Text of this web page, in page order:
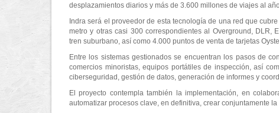
desplazamientos diarios y más de 3.600 millones de viajes al
Indra será el proveedor de esta tecnología de una red que
metro y otras casi 300 correspondientes al Overground, DLR,
tren suburbano, así como 4.000 puntos de venta de tarjetas
Entre los sistemas gestionados se encuentran los pasos de
comercios minoristas, equipos portátiles de inspección, así
ciberseguridad, gestión de datos, generación de informes y
El proyecto contempla también la implementación, en
automatizar procesos clave, en definitiva, crear conjuntamente